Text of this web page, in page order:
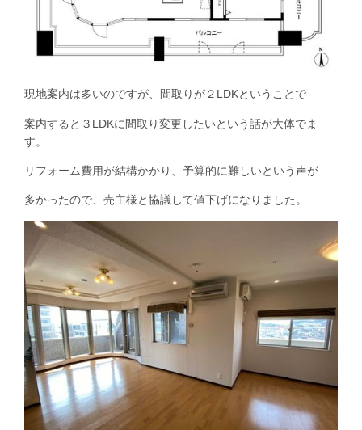
現地案内は多いのですが、間取りが２LDKということで
案内すると３LDKに間取り変更したいという話が大体でま
す。
リフォーム費用が結構かかり、予算的に難しいという声が
多かったので、売主様と協議して値下げになりました。